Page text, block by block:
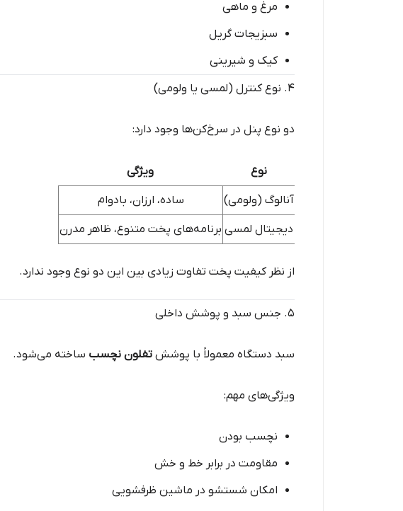
مرغ و ماهی
سبزیجات گریل
کیک و شیرینی
۴. نوع کنترل (لمسی یا ولومی)
دو نوع پنل در سرخ‌کن‌ها وجود دارد:
نوع ویژگی
آنالوگ (ولومی) ساده، ارزان، بادوام
دیجیتال لمسی برنامه‌های پخت متنوع، ظاهر مدرن
از نظر کیفیت پخت تفاوت زیادی بین این دو نوع وجود ندارد.
۵. جنس سبد و پوشش داخلی
سبد دستگاه معمولاً با پوشش تفلون نچسب ساخته می‌شود.
ویژگی‌های مهم:
نچسب بودن
مقاومت در برابر خط و خش
امکان شستشو در ماشین ظرفشویی